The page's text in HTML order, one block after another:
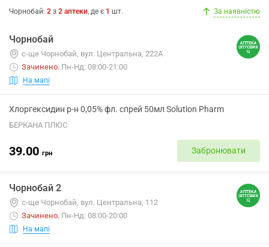
Чорнобай: 2 з 2 аптеки, де є 1 шт. За наявністю
Чорнобай
с-ще Чорнобай, вул. Центральна, 222А
Зачинено. Пн-Нд: 08:00-21:00
На мапі
Хлоргексидин р-н 0,05% фл. спрей 50мл Solution Pharm
БЕРКАНА ПЛЮС
39.00 грн Забронювати
Чорнобай 2
с-ще Чорнобай, вул. Центральна, 112
Зачинено. Пн-Нд: 08:00-20:00
На мапі